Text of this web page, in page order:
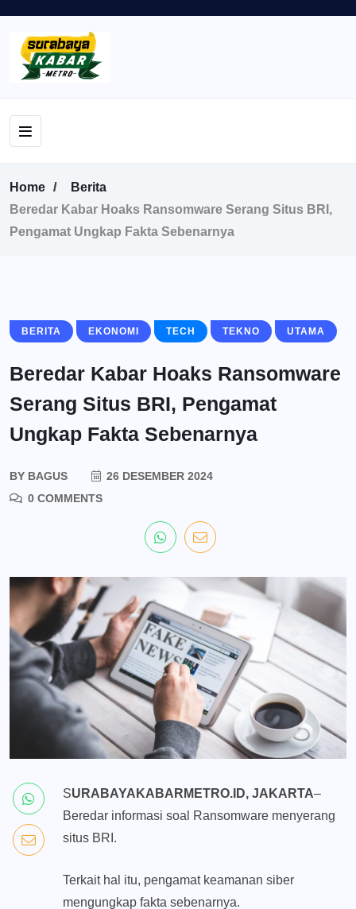
Home
Berita
Beredar Kabar Hoaks Ransomware Serang Situs BRI,
Pengamat Ungkap Fakta Sebenarnya
BERITA EKONOMI TECH TEKNO UTAMA
Beredar Kabar Hoaks Ransomware
Serang Situs BRI, Pengamat
Ungkap Fakta Sebenarnya
BY BAGUS
26 DESEMBER 2024
0 COMMENTS
SURABAYAKABARMETRO.ID, JAKARTA–
Beredar informasi soal Ransomware menyerang
situs BRI.
Terkait hal itu, pengamat keamanan siber
mengungkap fakta sebenarnya.